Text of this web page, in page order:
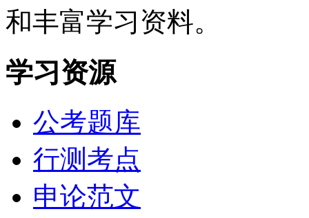
和丰富学习资料。
学习资源
公考题库
行测考点
申论范文